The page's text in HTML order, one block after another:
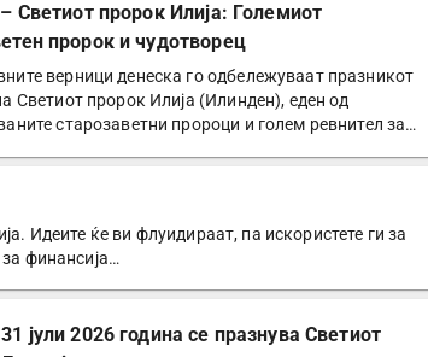
Светиот пророк Илија: Големиот
пророк и чудотворец
верници денеска го одбележуваат празникот
Светиот пророк Илија (Илинден), еден од
старозаветни пророци и голем ревнител за…
Идеите ќе ви флуидираат, па искористете ги за
финансија…
јули 2026 година се празнува Светиот